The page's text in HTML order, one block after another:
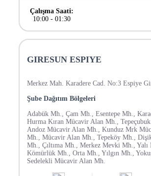
Çalışma Saati:
10:00- 01:30
GIRESUN ESPIYE
Merkez Mah. Karadere Cad. No:3 Espiye
Şube Dağıtım Bölgeleri
Adabük Mh., Çam Mh., Esentepe Mh.,
Hurma Kıran Mücavir Alan Mh.,
Andoz Mücavir Alan Mh., Kunduz Mrk
Mh., Mücavir Alan Mh., Tepeköy Mh.,
Mh., Çıltıma Mh., Merkez Mevki Mh., Yalı
Kömürlük Mh., Orta Mh., Yılgın Mh.,
Sedelekli Mücavir Alan Mh.